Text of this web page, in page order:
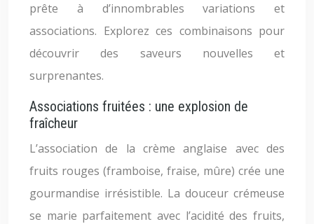
prête à d’innombrables variations et
associations. Explorez ces combinaisons pour
découvrir des saveurs nouvelles et
surprenantes.
Associations fruitées : une explosion de
fraîcheur
L’association de la crème anglaise avec des
fruits rouges (framboise, fraise, mûre) crée une
gourmandise irrésistible. La douceur crémeuse
se marie parfaitement avec l’acidité des fruits,